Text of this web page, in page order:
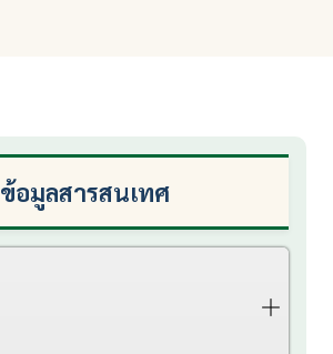
ข้อมูลสารสนเทศ